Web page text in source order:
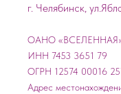
г. Челябинск,
ОАНО
ИНН 7453 3651 79
ОГРН 12574 00016
Адрес